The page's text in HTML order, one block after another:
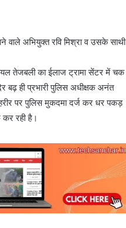
वाले अभियुक्त रवि मिश्रा व उसके साथी
तेजबली का ईलाज ट्रामा सेंटर में चक
बढ़ ही प्रभारी पुलिस अधीक्षक अनंत
पर पुलिस मुकदमा दर्ज कर धर पकड़
रही है।